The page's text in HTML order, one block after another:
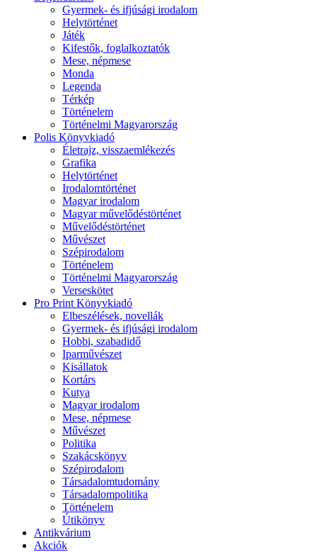
Gyermek- és ifjúsági irodalom
Helytörténet
Játék
Kifestők, foglalkoztatók
Mese, népmese
Monda
Legenda
Térkép
Történelem
Történelmi Magyarország
Polis Könyvkiadó
Életrajz, visszaemlékezés
Grafika
Helytörténet
Irodalomtörténet
Magyar irodalom
Magyar művelődéstörténet
Művelődéstörténet
Művészet
Szépirodalom
Történelem
Történelmi Magyarország
Verseskötet
Pro Print Könyvkiadó
Elbeszélések, novellák
Gyermek- és ifjúsági irodalom
Hobbi, szabadidő
Iparművészet
Kisállatok
Kortárs
Kutya
Magyar irodalom
Mese, népmese
Művészet
Politika
Szakácskönyv
Szépirodalom
Társadalomtudomány
Társadalompolitika
Történelem
Útikönyv
Antikvárium
Akciók